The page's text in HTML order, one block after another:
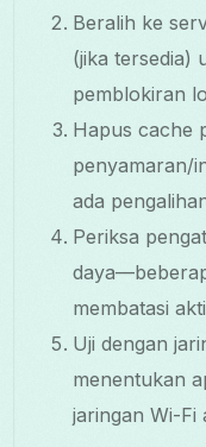
Beralih ke
(jika tersedia)
pemblokiran
Hapus cache
penyamaran/
ada
Periksa
membatasi
Uji dengan
menentukan
jaringan Wi-Fi